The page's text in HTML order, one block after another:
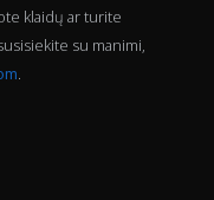
klaidų ar turite
su manimi,
.